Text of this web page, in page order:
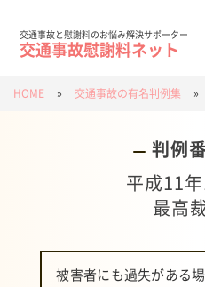
交通事故と慰謝料のお悩み解決サポーター
交通事故慰謝料ネット
HOME » 交通事故の有名判例集 »
判例
平成11
最高
被害者にも過失がある